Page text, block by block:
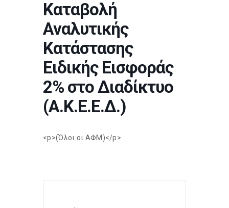
Καταβολή
Αναλυτικής
Κατάστασης
Ειδικής Εισφοράς
2% στο Διαδίκτυο
(Α.Κ.Ε.Ε.Δ.)
<p>(Όλοι οι ΑΦΜ)</p>